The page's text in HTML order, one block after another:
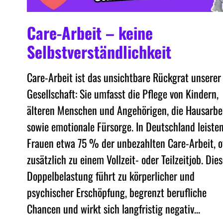
Care-Arbeit – keine
Selbstverständlichkeit
Care-Arbeit ist das unsichtbare Rückgrat unserer
Gesellschaft: Sie umfasst die Pflege von Kindern,
älteren Menschen und Angehörigen, die
sowie emotionale Fürsorge. In Deutschland leisten
Frauen etwa 75 % der unbezahlten Care-Arbeit,
zusätzlich zu einem Vollzeit- oder Teilzeitjob.
Doppelbelastung führt zu körperlicher und
psychischer Erschöpfung, begrenzt berufliche
Chancen und wirkt sich langfristig negativ…